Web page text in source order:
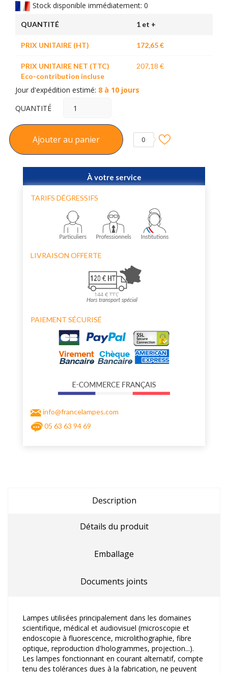
Stock disponible immédiatement: 0
QUANTITÉ 1 et +
PRIX UNITAIRE (HT) 172,65 €
PRIX UNITAIRE NET (TTC)
Eco-contribution incluse
207,18 €
Jour d'expédition estimé: 8 à 10 jours
QUANTITÉ
Ajouter au panier 0
À votre service
TARIFS DÉGRESSIFS
LIVRAISON OFFERTE
PAIEMENT SÉCURISÉ
info@francelampes.com
05 63 63 94 69
Description
Détails du produit
Emballage
Documents joints
Lampes utilisées principalement dans les domaines
scientifique, médical et audiovisuel (microscopie et
endoscopie à fluorescence, microlithographie, fibre
optique, reproduction d'hologrammes, projection...).
Les lampes fonctionnant en courant alternatif, compte
tenu des tolérances dues à la fabrication, ne peuvent